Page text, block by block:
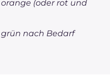
orange (oder rot und
grün nach Bedarf